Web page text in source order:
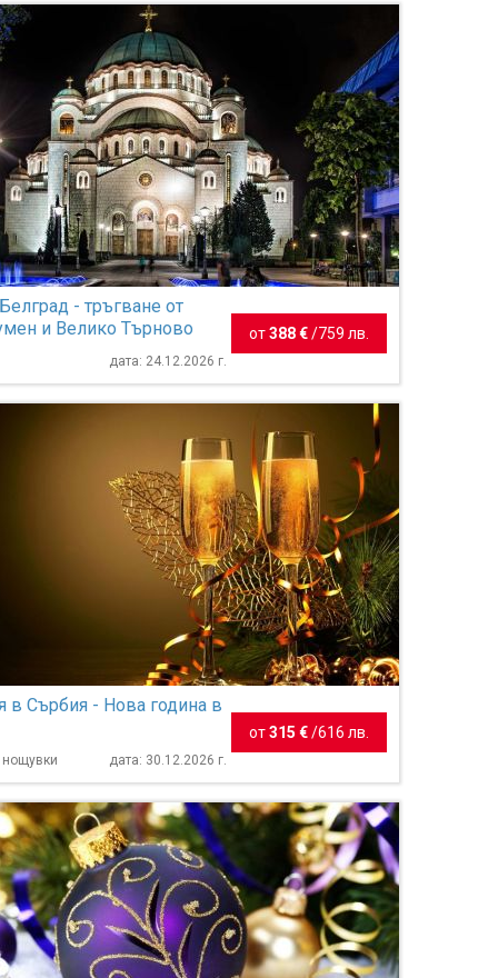
- тръгване от
и Велико Търново
дата: 24.12.2026 г.
от388 € / 759 лв.
в Сърбия - Нова година в
дата: 30.12.2026 г.
от315 € /616 лв.